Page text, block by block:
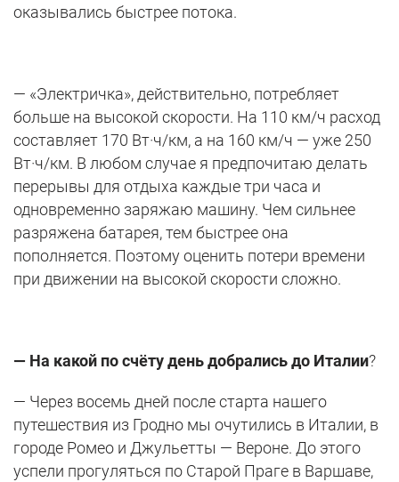
оказывались быстрее потока.
— «Электричка», действительно, потребляет
больше на высокой скорости. На 110 км/ч расход
составляет 170 Вт·ч/км, а на 160 км/ч — уже 250
Вт·ч/км. В любом случае я предпочитаю делать
перерывы для отдыха каждые три часа и
одновременно заряжаю машину. Чем сильнее
разряжена батарея, тем быстрее она
пополняется. Поэтому оценить потери времени
при движении на высокой скорости сложно.
— На какой по счёту день добрались до Италии?
— Через восемь дней после старта нашего
путешествия из Гродно мы очутились в Италии, в
городе Ромео и Джульетты — Вероне. До этого
успели прогуляться по Старой Праге в Варшаве,